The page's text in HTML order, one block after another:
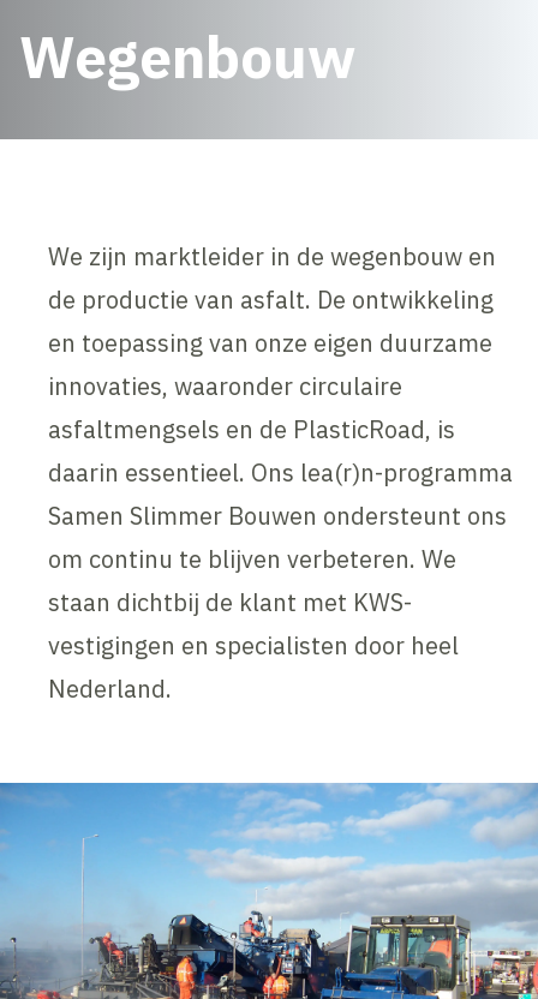
Wegenbouw
We zijn marktleider in de wegenbouw en
de productie van asfalt. De ontwikkeling
en toepassing van onze eigen duurzame
innovaties, waaronder circulaire
asfaltmengsels en de PlasticRoad, is
daarin essentieel. Ons lea(r)n-programma
Samen Slimmer Bouwen ondersteunt ons
om continu te blijven verbeteren. We
staan dichtbij de klant met KWS-
vestigingen en specialisten door heel
Nederland.